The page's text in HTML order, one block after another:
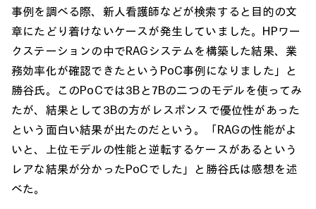
事例を調べる際、新人看護師などが検索すると目的の文
章にたどり着けないケースが発生していました。HPワー
クステーションの中でRAGシステムを構築した結果、業
務効率化が確認できたというPoC事例になりました」と
勝谷氏。このPoCでは3Bと7Bの二つのモデルを使ってみ
たが、結果として3Bの方がレスポンスで優位性があった
という面白い結果が出たのだという。「RAGの性能がよ
いと、上位モデルの性能と逆転するケースがあるという
レアな結果が分かったPoCでした」と勝谷氏は感想を述
べた。